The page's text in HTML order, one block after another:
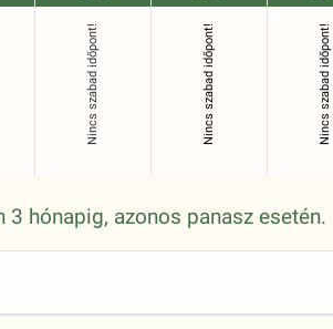
Nincs szabad időpont! Nincs szabad időpont! Nincs szabad időpont!
hónapig, azonos panasz esetén.